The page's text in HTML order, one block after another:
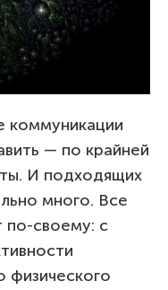
коммуникации
— по крайней
И подходящих
много. Все
по-своему: с
физического